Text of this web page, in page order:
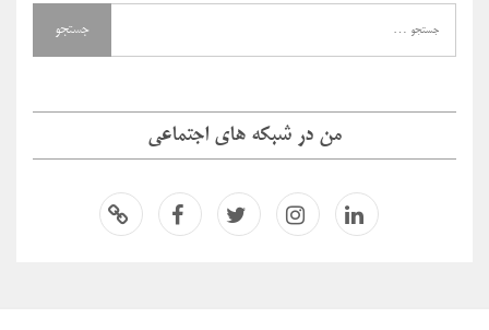
من در شبکه های اجتماعی